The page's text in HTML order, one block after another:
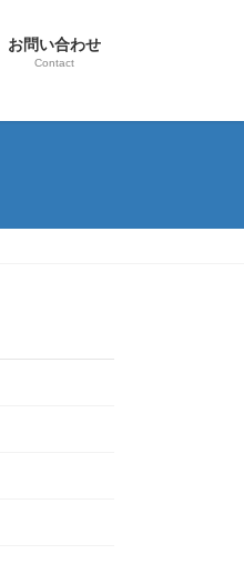
お問い合わせ
Contact